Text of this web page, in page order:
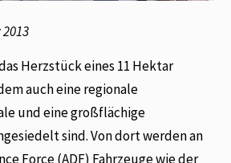
das Herzstück eines 11 Hektar
auch eine regionale
und eine großflächige
sind. Von dort werden an
Force (ADF) Fahrzeuge wie der